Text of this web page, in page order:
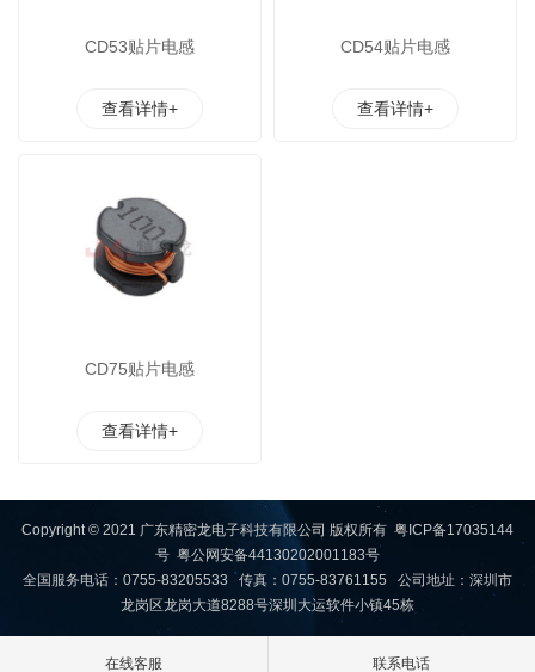
CD53贴片电感
查看详情+
CD54贴片电感
查看详情+
CD75贴片电感
查看详情+
Copyright © 2021 广东精密龙电子科技有限公司 版权所有 粤ICP备17035144
号 粤公网安备44130202001183号
全国服务电话：0755-83205533 传真：0755-83761155 公司地址：深圳市
龙岗区龙岗大道8288号深圳大运软件小镇45栋
在线客服 联系电话